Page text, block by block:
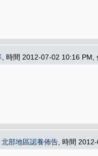
, 時間 2012-07-02 10:16 PM,
北部地區認養佈告 , 時間